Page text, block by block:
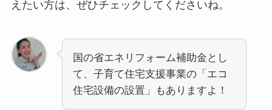
えたい方は、ぜひチェックしてくださいね。
国の省エネリフォーム補助金とし
て、子育て住宅支援事業の「エコ
住宅設備の設置」もありますよ！